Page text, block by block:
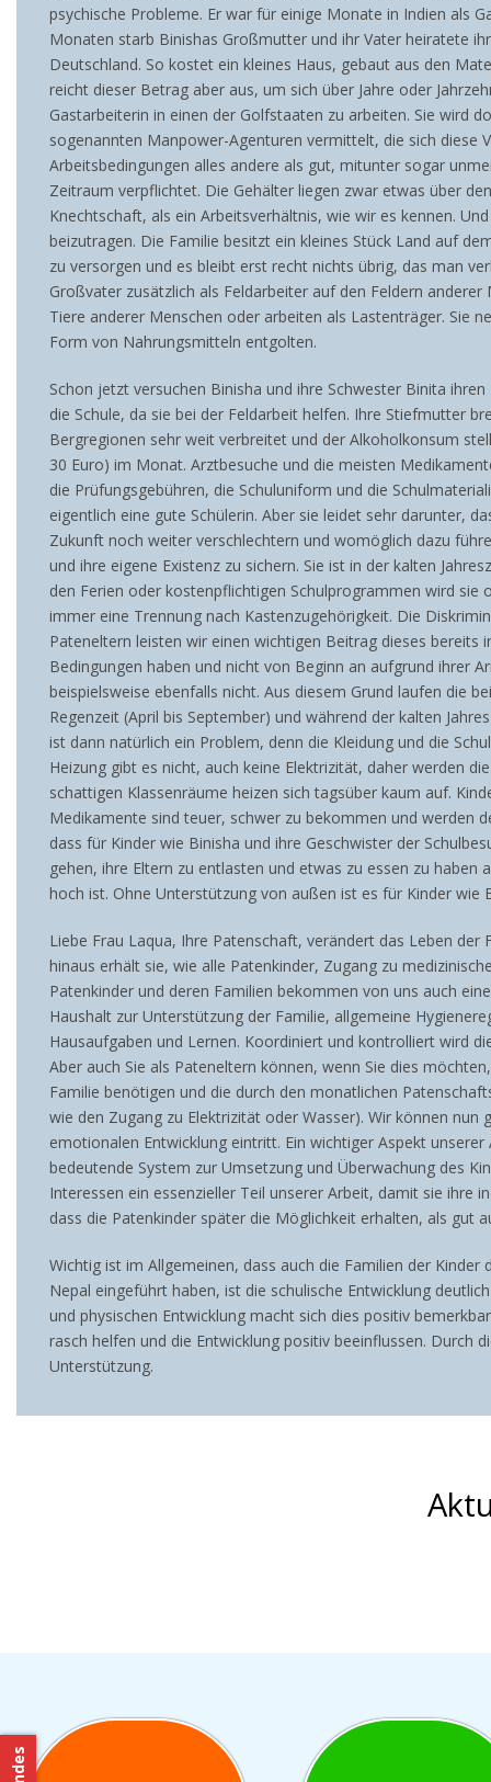
psychische Probleme. Er war für einige Monate in Indien als
Monaten starb Binishas Großmutter und ihr Vater heiratete
Deutschland. So kostet ein kleines Haus, gebaut aus den
reicht dieser Betrag aber aus, um sich über Jahre oder
Gastarbeiterin in einen der Golfstaaten zu arbeiten. Sie wird
sogenannten Manpower-Agenturen vermittelt, die sich diese
Arbeitsbedingungen alles andere als gut, mitunter sogar
Zeitraum verpflichtet. Die Gehälter liegen zwar etwas über
Knechtschaft, als ein Arbeitsverhältnis, wie wir es kennen.
beizutragen. Die Familie besitzt ein kleines Stück Land auf
zu versorgen und es bleibt erst recht nichts übrig, das man
Großvater zusätzlich als Feldarbeiter auf den Feldern
Tiere anderer Menschen oder arbeiten als Lastenträger. Sie
Form von Nahrungsmitteln entgolten.
Schon jetzt versuchen Binisha und ihre Schwester Binita
die Schule, da sie bei der Feldarbeit helfen. Ihre Stiefmutter
Bergregionen sehr weit verbreitet und der Alkoholkonsum
30 Euro) im Monat. Arztbesuche und die meisten
die Prüfungsgebühren, die Schuluniform und die
eigentlich eine gute Schülerin. Aber sie leidet sehr darunter,
Zukunft noch weiter verschlechtern und womöglich dazu
und ihre eigene Existenz zu sichern. Sie ist in der kalten
den Ferien oder kostenpflichtigen Schulprogrammen wird
immer eine Trennung nach Kastenzugehörigkeit. Die
Pateneltern leisten wir einen wichtigen Beitrag dieses bereits
Bedingungen haben und nicht von Beginn an aufgrund ihrer
beispielsweise ebenfalls nicht. Aus diesem Grund laufen die
Regenzeit (April bis September) und während der kalten
ist dann natürlich ein Problem, denn die Kleidung und die
Heizung gibt es nicht, auch keine Elektrizität, daher werden
schattigen Klassenräume heizen sich tagsüber kaum auf.
Medikamente sind teuer, schwer zu bekommen und werden
dass für Kinder wie Binisha und ihre Geschwister der
gehen, ihre Eltern zu entlasten und etwas zu essen zu
hoch ist. Ohne Unterstützung von außen ist es für Kinder
Liebe Frau Laqua, Ihre Patenschaft, verändert das Leben
hinaus erhält sie, wie alle Patenkinder, Zugang zu
Patenkinder und deren Familien bekommen von uns auch
Haushalt zur Unterstützung der Familie, allgemeine
Hausaufgaben und Lernen. Koordiniert und kontrolliert wird
Aber auch Sie als Pateneltern können, wenn Sie dies
Familie benötigen und die durch den monatlichen
wie den Zugang zu Elektrizität oder Wasser). Wir können
emotionalen Entwicklung eintritt. Ein wichtiger Aspekt
bedeutende System zur Umsetzung und Überwachung des
Interessen ein essenzieller Teil unserer Arbeit, damit sie ihre
dass die Patenkinder später die Möglichkeit erhalten, als gut
Wichtig ist im Allgemeinen, dass auch die Familien der
Nepal eingeführt haben, ist die schulische Entwicklung
und physischen Entwicklung macht sich dies positiv
rasch helfen und die Entwicklung positiv beeinflussen. Durch
Unterstützung.